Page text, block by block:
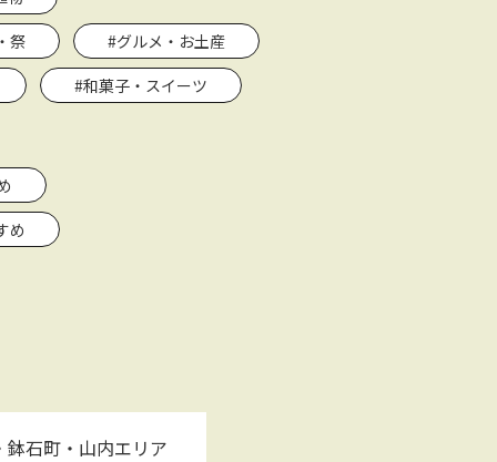
祭
#グルメ・お土産
#和菓子・スイーツ
め
石町・山内エリア